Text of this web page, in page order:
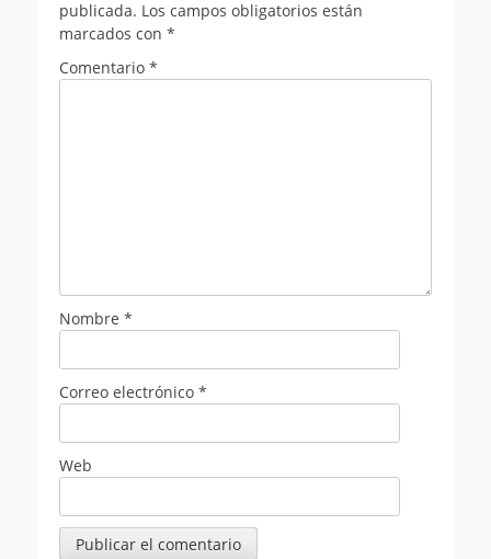
publicada. Los campos obligatorios están
marcados con *
Comentario *
Nombre *
Correo electrónico *
Web